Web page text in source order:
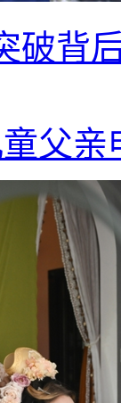
破背
父